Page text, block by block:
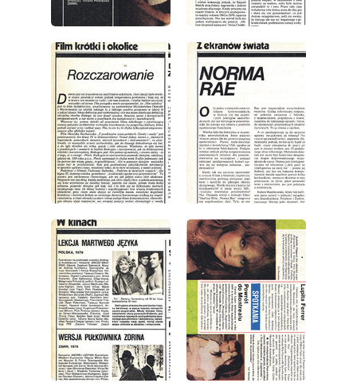
wydanie: 38/1979 wydanie: 38/1979
wydanie: 38/1979 wydanie: 38/1979
wydanie: 38/1979 wydanie: 38/1979